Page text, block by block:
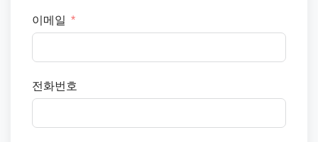
이메일
전화번호